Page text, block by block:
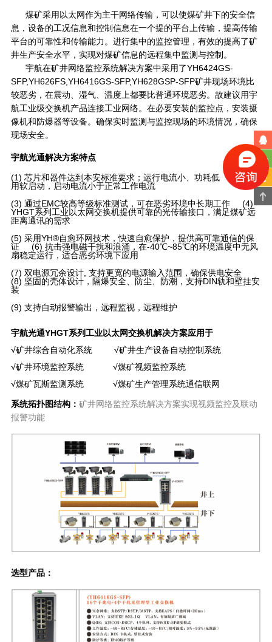
煤矿采用以太网作为主干网络传输，可以使煤矿井下的安全信
息，设备的工况信息和控制信息在一个提的平台上传输，提高传输
平台的可靠性和传输能力。进行集中的监控管理，有效的提高了矿
井生产安全水平，实现对煤矿信息的远程集中监测与控制。
宇航在矿井网络监控系统解决方案中采用了YH6424GS-
SFP,YH626FS,YH6416GS-SFP,YH628GSP-SFP矿井现场环境比
较恶劣，在震动、湿气、温度上都要比普通环境恶劣。故建议用宇
航工业级交换机产品连接工业网络。在必要安装的监控点，安装摄
像机和防爆器等设备。确保实时监测与监控现场的环境情况，确保
现场安全。
宇航光通解决方案特点
(1) 芯片和器件达到本安标准要求；运行电流小、功耗低 (2) 采
用软启动，启动电流小于正常工作电流
(3) 通过EMC较高等级标准测试，可在恶劣环境中长期工作 (4)
YHGT系列工业以太网交换机提供可靠的光传输接口，满足煤矿远
距离通讯的需求
(5) 采用YH®自愈环网技术，快速自愈保护，提供高可靠通信的保
证 (6) 抗击强电磁干扰和浪涌，在-40℃~85℃的环境温度中无风
扇稳定运行，适合恶劣环境下应用
(7) 双电源冗余设计, 支持更宽的电源输入范围，确保供电安全
(8) 坚固的壳体设计，隔爆安全、防尘、防潮，支持DIN轨和壁挂安
装
(9) 支持自动报警输出，远程监视，远程维护
宇航光通YHGT系列工业以太网交换机解决方案应用于
√矿井综合自动化系统 √矿井生产设备自动控制系统
√矿井环境监控系统 √煤矿视频监控系统
√煤矿瓦斯监测系统 √煤矿生产管理系统通信联网
系统拓扑图结构： 矿井网络监控系统解决方案实现视频监控及联动
报警功能
选型产品：